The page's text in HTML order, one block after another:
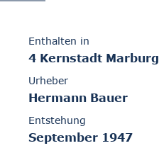
Enthalten in
4 Kernstadt Marburg
Urheber
Hermann Bauer
Entstehung
September 1947